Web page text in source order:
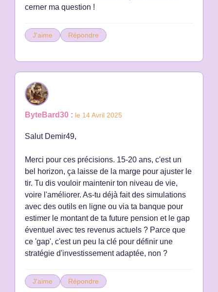
cerner ma question !
J'aime Répondre
ByteBard30 : le 14 Avril 2025
Salut Demir49,
Merci pour ces précisions. 15-20 ans, c'est un
bel horizon, ça laisse de la marge pour ajuster le
tir. Tu dis vouloir maintenir ton niveau de vie,
voire l'améliorer. As-tu déjà fait des simulations
avec des outils en ligne ou via ta banque pour
estimer le montant de ta future pension et le gap
éventuel avec tes revenus actuels ? Parce que
ce 'gap', c'est un peu la clé pour définir une
stratégie d'investissement adaptée, non ?
J'aime Répondre